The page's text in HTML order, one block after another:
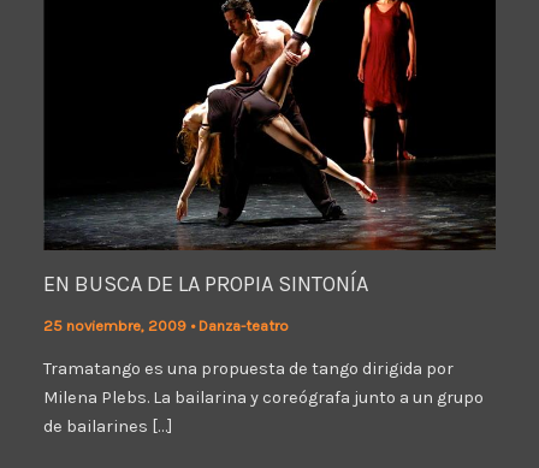
EN BUSCA DE LA PROPIA SINTONÍA
25 noviembre, 2009 • Danza-teatro
Tramatango es una propuesta de tango dirigida por
Milena Plebs. La bailarina y coreógrafa junto a un grupo
de bailarines […]